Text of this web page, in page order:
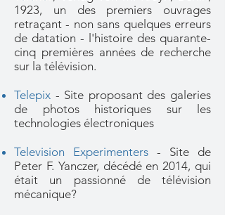
1923, un des premiers ouvrages
retraçant - non sans quelques erreurs
de datation - l'histoire des quarante-
cinq premières années de recherche
sur la télévision.
Telepix - Site proposant des galeries
de photos historiques sur les
technologies électroniques
Television Experimenters - Site de
Peter F. Yanczer, décédé en 2014, qui
était un passionné de télévision
mécanique?